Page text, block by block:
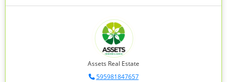
Assets Real Estate
595981847657